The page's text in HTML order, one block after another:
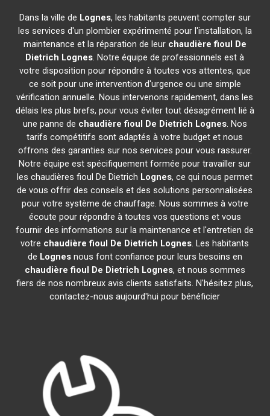
Dans la ville de Lognes, les habitants peuvent compter sur
les services d'un plombier expérimenté pour l'installation, la
maintenance et la réparation de leur chaudière fioul De
Dietrich Lognes. Notre équipe de professionnels est à
votre disposition pour répondre à toutes vos attentes, que
ce soit pour une intervention d'urgence ou une simple
vérification annuelle. Nous intervenons rapidement, dans les
délais les plus brefs, pour vous éviter tout désagrément lié à
une panne de chaudière fioul De Dietrich Lognes. Nos
tarifs compétitifs sont adaptés à votre budget et nous
offrons des garanties sur nos services pour vous rassurer.
Notre équipe est spécifiquement formée pour travailler sur
les chaudières fioul De Dietrich Lognes, ce qui nous permet
de vous offrir des conseils et des solutions personnalisées
pour votre système de chauffage. Nous sommes à votre
écoute pour répondre à toutes vos questions et vous
fournir des informations sur la maintenance et l'entretien de
votre chaudière fioul De Dietrich Lognes. Les habitants
de Lognesnous font confiance pour leurs besoins en
chaudière fioul De Dietrich Lognes, et nous sommes
fiers de nos nombreux avis clients satisfaits. N'hésitez plus,
contactez-nous aujourd'hui pour bénéficier